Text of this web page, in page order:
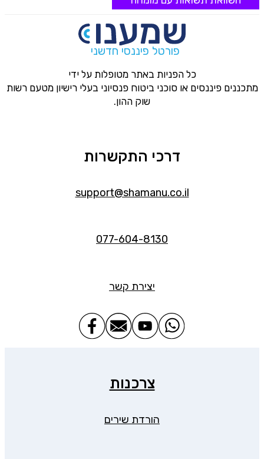
פורטל פיננסי חדשני
כל הפניות באתר מטופלות על ידי
מתכננים פיננסים או סוכני ביטוח פנסיוני בעלי רישיון מטעם רשות
שוק ההון.
דרכי התקשרות
support@shamanu.co.il
077-604-8130
יצירת קשר
צרכנות
הורדת שירים